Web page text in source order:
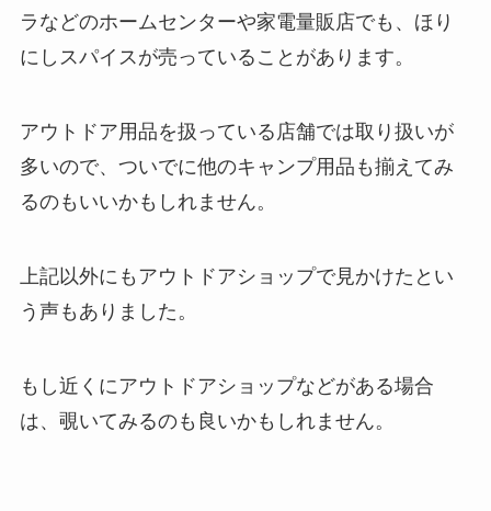
ラなどのホームセンターや家電量販店でも、ほり
にしスパイスが売っていることがあります。
アウトドア用品を扱っている店舗では取り扱いが
多いので、ついでに他のキャンプ用品も揃えてみ
るのもいいかもしれません。
上記以外にもアウトドアショップで見かけたとい
う声もありました。
もし近くにアウトドアショップなどがある場合
は、覗いてみるのも良いかもしれません。